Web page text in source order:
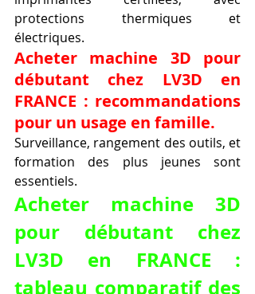
protections thermiques et
électriques.
Acheter machine 3D pour
débutant chez LV3D en
FRANCE : recommandations
pour un usage en famille.
Surveillance, rangement des outils, et
formation des plus jeunes sont
essentiels.
Acheter machine 3D
pour débutant chez
LV3D en FRANCE :
tableau comparatif des